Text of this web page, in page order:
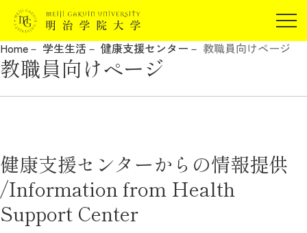
在学生の方
卒業生の方
報道関係の方
受験生の方
在学生の方
卒業生の方
保証人の方
企業・研究者の方
報道関係の方
Home 学生生活 健康支援センター 教職員向けページ
教職員向けページ
健康支援センターからの情報提供
/Information from Health
Support Center